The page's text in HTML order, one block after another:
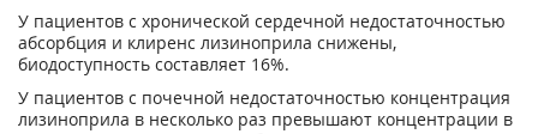
У пациентов с хронической сердечной недостаточностью
абсорбция и клиренс лизиноприла снижены,
биодоступность составляет 16%.
У пациентов с почечной недостаточностью концентрация
лизиноприла в несколько раз превышают концентрации в